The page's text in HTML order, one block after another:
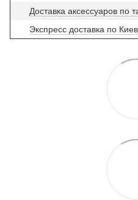
Доставка аксессуаров по
Экспресс доставка по